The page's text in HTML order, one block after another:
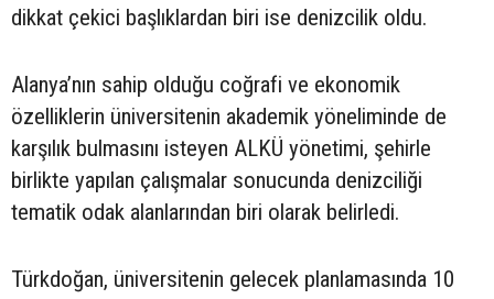
dikkat çekici başlıklardan biri ise denizcilik oldu.
Alanya’nın sahip olduğu coğrafi ve ekonomik
özelliklerin üniversitenin akademik yöneliminde de
karşılık bulmasını isteyen ALKÜ yönetimi, şehirle
birlikte yapılan çalışmalar sonucunda denizciliği
tematik odak alanlarından biri olarak belirledi.
Türkdoğan, üniversitenin gelecek planlamasında 10